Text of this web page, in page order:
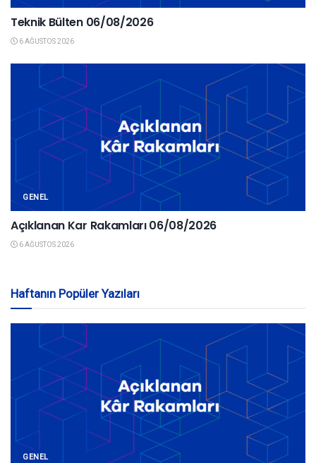
Teknik Bülten 06/08/2026
6 AĞUSTOS 2026
GENEL
Açıklanan Kar Rakamları 06/08/2026
6 AĞUSTOS 2026
Haftanın Popüler Yazıları
GENEL